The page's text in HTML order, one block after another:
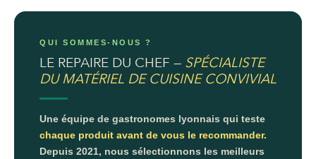
QUI SOMMES-NOUS ?
LE REPAIRE DU CHEF — SPÉCIALISTE
DU MATÉRIEL DE CUISINE CONVIVIAL
Une équipe de gastronomes lyonnais qui teste
chaque produit avant de vous le recommander.
Depuis 2021, nous sélectionnons les meilleurs